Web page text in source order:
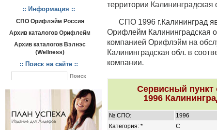
:: Информация ::
СПО Орифлэйм Россия
Архив каталогов Орифлейм
Архив каталогов Вэлнэс
(Wellness)
:: Поиск на сайте ::
территории Калининградская
СПО 1996 г.Калининград
Орифлейм Калининградская
компанией Орифлэйм на
Калининградская обл. в
компании.
Сервисный
1996
№ СПО:
1996
Категория: *
C